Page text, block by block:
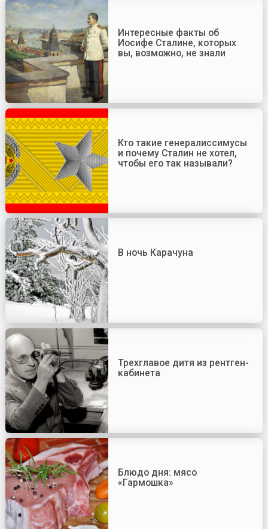
Интересные факты об
Иосифе Сталине, которых
вы, возможно, не знали
Кто такие генералиссимусы
и почему Сталин не хотел,
чтобы его так называли?
В ночь Карачуна
Трехглавое дитя из рентген-
кабинета
Блюдо дня: мясо
«Гармошка»